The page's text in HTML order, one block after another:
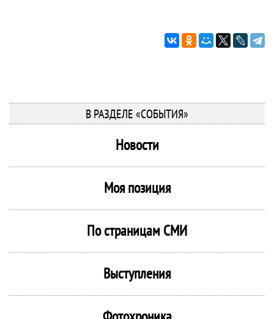
В РАЗДЕЛЕ «СОБЫТИЯ»
Новости
Моя позиция
По страницам СМИ
Выступления